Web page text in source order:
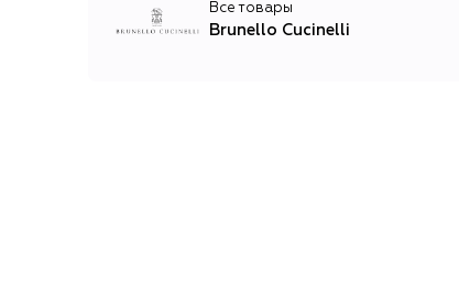
Все товары
Brunello Cucinelli